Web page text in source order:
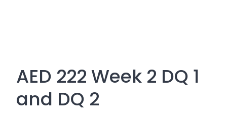
AED 222 Week 2 DQ 1
and DQ 2